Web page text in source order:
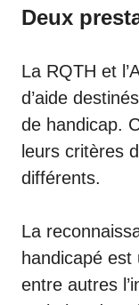
Deux
La RQTH et
d’aide
de handicap.
leurs critères
différents.
La
handicapé
entre autres